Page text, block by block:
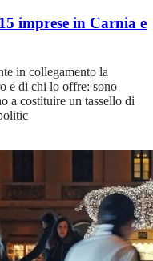
imprese in Carnia e
in collegamento la
e di chi lo offre: sono
a costituire un tassello di